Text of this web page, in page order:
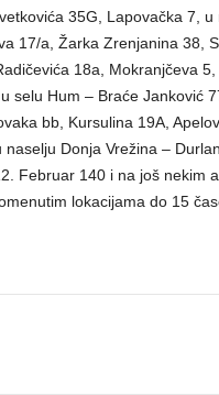
35G, Lapovačka 7,
17/a, Žarka Zrenjanina 38,
18a, Mokranjčeva
selu Hum – Braće Janković
bb, Kursulina 19A,
Donja Vrežina –
Februar 140 i na još nekim
lokacijama do 15